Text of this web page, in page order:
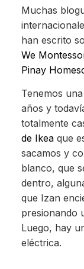
Muchas
han escrito
We
Pinay
Tenemos
años y
totalmente
de Ikeaque
sacamos y
blanco, que
dentro,
que Izan
presionando
Luego, hay
eléctrica.